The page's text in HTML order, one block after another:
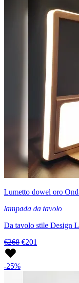
Lumetto dowel oro
lampada da tavolo
Da tavolo stile Design
€268 €201
-25%